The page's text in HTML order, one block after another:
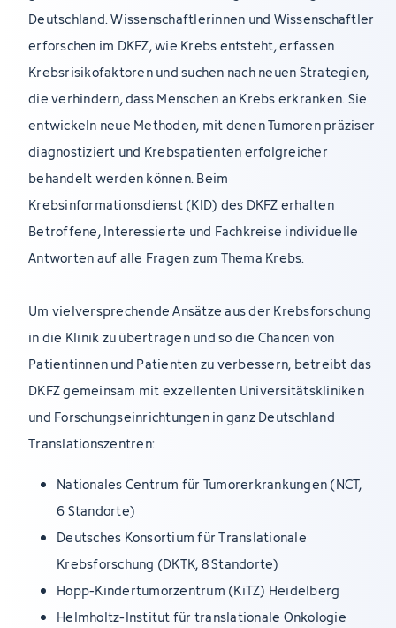
Deutschland. Wissenschaftlerinnen und Wissenschaftler
erforschen im DKFZ, wie Krebs entsteht, erfassen
Krebsrisikofaktoren und suchen nach neuen Strategien,
die verhindern, dass Menschen an Krebs erkranken. Sie
entwickeln neue Methoden, mit denen Tumoren präziser
diagnostiziert und Krebspatienten erfolgreicher
behandelt werden können. Beim
Krebsinformationsdienst (KID) des DKFZ erhalten
Betroffene, Interessierte und Fachkreise individuelle
Antworten auf alle Fragen zum Thema Krebs.
Um vielversprechende Ansätze aus der Krebsforschung
in die Klinik zu übertragen und so die Chancen von
Patientinnen und Patienten zu verbessern, betreibt das
DKFZ gemeinsam mit exzellenten Universitätskliniken
und Forschungseinrichtungen in ganz Deutschland
Translationszentren:
Nationales Centrum für Tumorerkrankungen (NCT,
6 Standorte)
Deutsches Konsortium für Translationale
Krebsforschung (DKTK, 8 Standorte)
Hopp-Kindertumorzentrum (KiTZ) Heidelberg
Helmholtz-Institut für translationale Onkologie